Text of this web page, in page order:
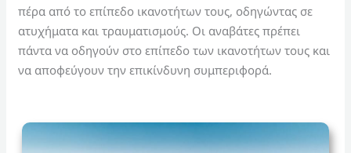
πέρα από το επίπεδο ικανοτήτων τους, οδηγώντας σε
ατυχήματα και τραυματισμούς. Οι αναβάτες πρέπει
πάντα να οδηγούν στο επίπεδο των ικανοτήτων τους και
να αποφεύγουν την επικίνδυνη συμπεριφορά.